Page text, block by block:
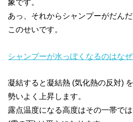
象です。
あっ、それからシャンプーがだん
このせいです。
シャンプーが水っぽくなるのはな
凝結すると凝結熱 (気化熱の反対)
勢いよく上昇します。
露点温度になる高度はその一帯で